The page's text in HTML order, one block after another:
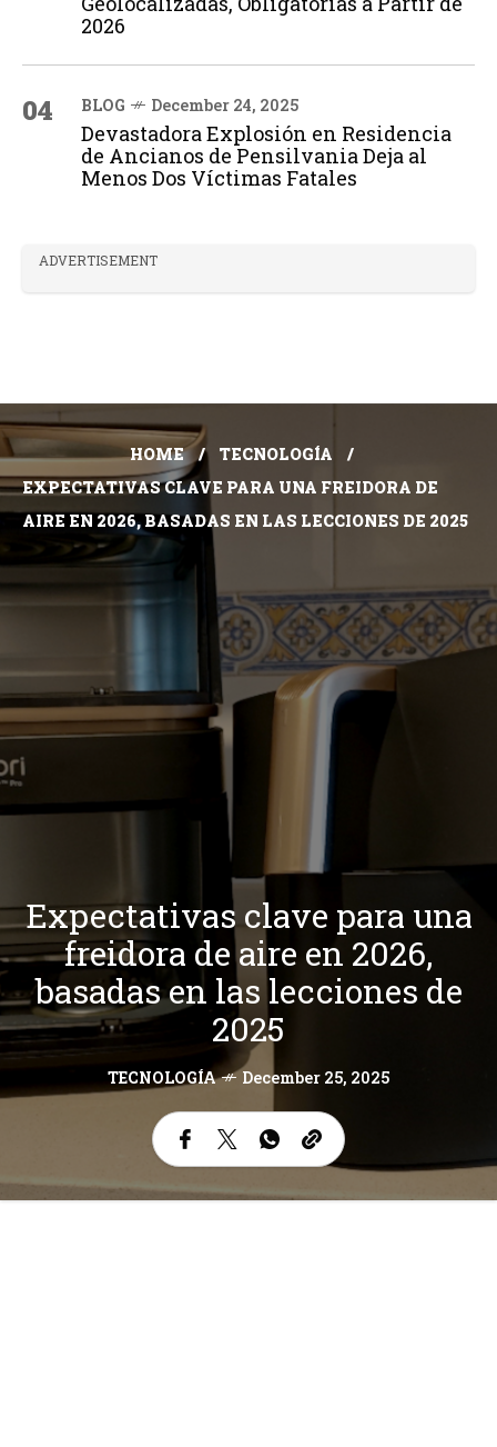
2026
04 BLOG December 24, 2025
Devastadora Explosión en Residencia
de Ancianos de Pensilvania Deja al
Menos Dos Víctimas Fatales
ADVERTISEMENT
HOME
TECNOLOGÍA
EXPECTATIVAS CLAVE PARA UNA FREIDORA DE
AIRE EN 2026, BASADAS EN LAS LECCIONES DE 2025
Expectativas clave para una
freidora de aire en 2026,
basadas en las lecciones de
2025
TECNOLOGÍA December 25, 2025